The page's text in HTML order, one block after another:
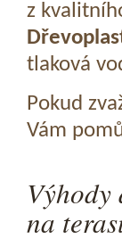
z
tlaková
Pokud
Vám
Výhody
na